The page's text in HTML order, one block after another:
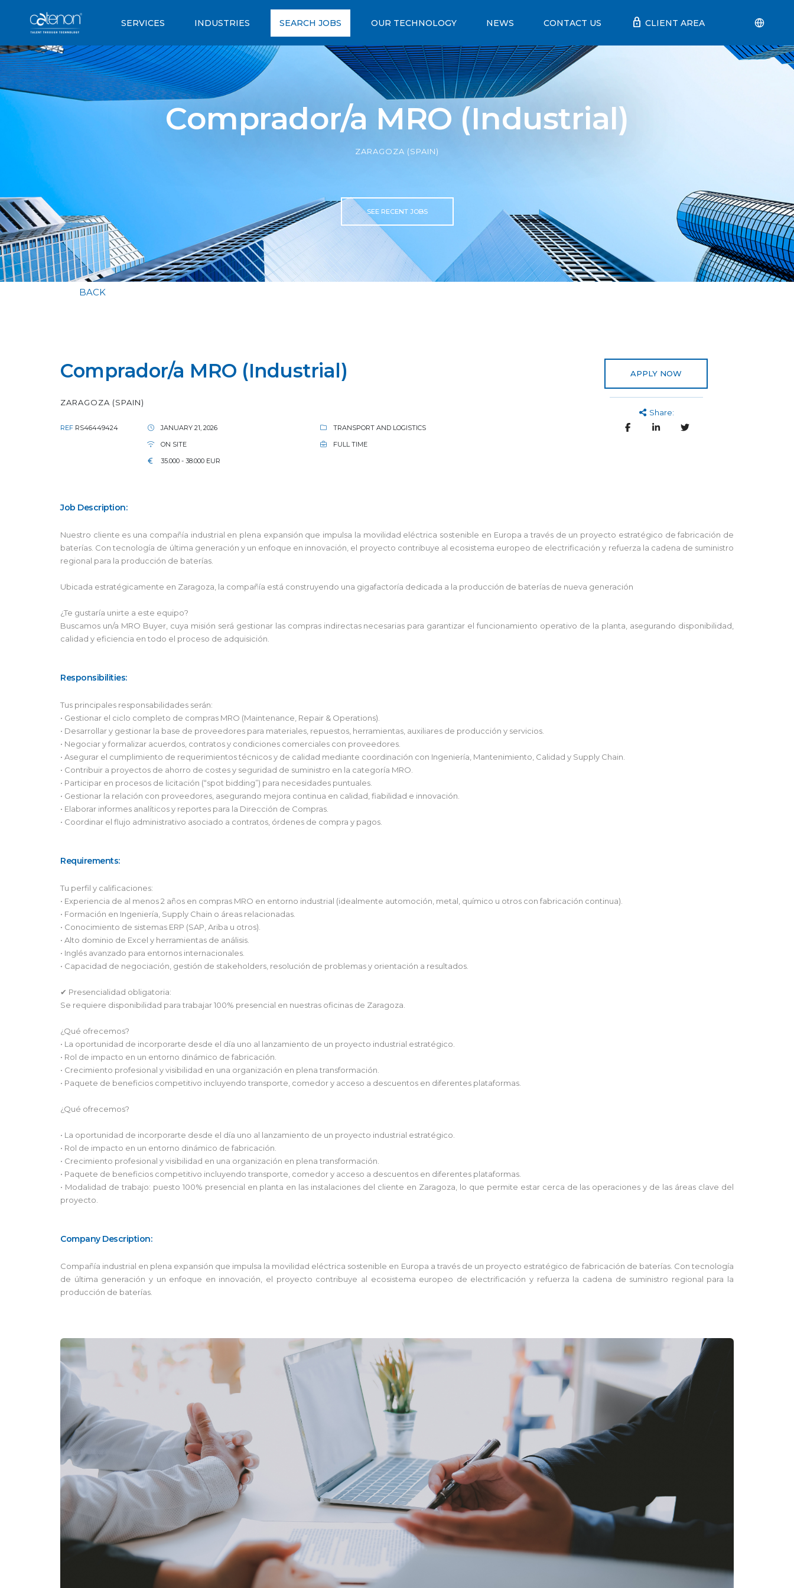
SERVICES INDUSTRIES SEARCH JOBS OUR TECHNOLOGY NEWS CONTACT US lock CLIENT AREA
Comprador/a MRO (Industrial)
ZARAGOZA (SPAIN)
SEE RECENT JOBS
BACK
Comprador/a MRO (Industrial)
ZARAGOZA (SPAIN)
REF RS46449424 JANUARY 21, 2026
TRANSPORT AND LOGISTICS
ON SITE
FULL TIME
35.000 - 38.000 EUR
APPLY NOW
Share:
Job Description:
Nuestro cliente es una compañía industrial en plena expansión que impulsa la movilidad eléctrica sostenible en Europa a través de un proyecto estratégico de fabricación de
baterías. Con tecnología de última generación y un enfoque en innovación, el proyecto contribuye al ecosistema europeo de electrificación y refuerza la cadena de suministro
regional para la producción de baterías.
Ubicada estratégicamente en Zaragoza, la compañía está construyendo una gigafactoría dedicada a la producción de baterías de nueva generación
¿Te gustaría unirte a este equipo?
Buscamos un/a MRO Buyer, cuya misión será gestionar las compras indirectas necesarias para garantizar el funcionamiento operativo de la planta, asegurando disponibilidad,
calidad y eficiencia en todo el proceso de adquisición.
Responsibilities:
Tus principales responsabilidades serán:
• Gestionar el ciclo completo de compras MRO (Maintenance, Repair & Operations).
• Desarrollar y gestionar la base de proveedores para materiales, repuestos, herramientas, auxiliares de producción y servicios.
• Negociar y formalizar acuerdos, contratos y condiciones comerciales con proveedores.
• Asegurar el cumplimiento de requerimientos técnicos y de calidad mediante coordinación con Ingeniería, Mantenimiento, Calidad y Supply Chain.
• Contribuir a proyectos de ahorro de costes y seguridad de suministro en la categoría MRO.
• Participar en procesos de licitación (“spot bidding”) para necesidades puntuales.
• Gestionar la relación con proveedores, asegurando mejora continua en calidad, fiabilidad e innovación.
• Elaborar informes analíticos y reportes para la Dirección de Compras.
• Coordinar el flujo administrativo asociado a contratos, órdenes de compra y pagos.
Requirements:
Tu perfil y calificaciones:
• Experiencia de al menos 2 años en compras MRO en entorno industrial (idealmente automoción, metal, químico u otros con fabricación continua).
• Formación en Ingeniería, Supply Chain o áreas relacionadas.
• Conocimiento de sistemas ERP (SAP, Ariba u otros).
• Alto dominio de Excel y herramientas de análisis.
• Inglés avanzado para entornos internacionales.
• Capacidad de negociación, gestión de stakeholders, resolución de problemas y orientación a resultados.
✔ Presencialidad obligatoria:
Se requiere disponibilidad para trabajar 100% presencial en nuestras oficinas de Zaragoza.
¿Qué ofrecemos?
• La oportunidad de incorporarte desde el día uno al lanzamiento de un proyecto industrial estratégico.
• Rol de impacto en un entorno dinámico de fabricación.
• Crecimiento profesional y visibilidad en una organización en plena transformación.
• Paquete de beneficios competitivo incluyendo transporte, comedor y acceso a descuentos en diferentes plataformas.
¿Qué ofrecemos?
• La oportunidad de incorporarte desde el día uno al lanzamiento de un proyecto industrial estratégico.
• Rol de impacto en un entorno dinámico de fabricación.
• Crecimiento profesional y visibilidad en una organización en plena transformación.
• Paquete de beneficios competitivo incluyendo transporte, comedor y acceso a descuentos en diferentes plataformas.
• Modalidad de trabajo: puesto 100% presencial en planta en las instalaciones del cliente en Zaragoza, lo que permite estar cerca de las operaciones y de las áreas clave del
proyecto.
Company Description:
Compañía industrial en plena expansión que impulsa la movilidad eléctrica sostenible en Europa a través de un proyecto estratégico de fabricación de baterías. Con tecnología
de última generación y un enfoque en innovación, el proyecto contribuye al ecosistema europeo de electrificación y refuerza la cadena de suministro regional para la
producción de baterías.